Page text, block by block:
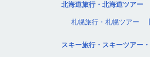
北海道旅行・北海道ツアー
札幌旅行・札幌ツアー
スキー旅行・スキーツアー